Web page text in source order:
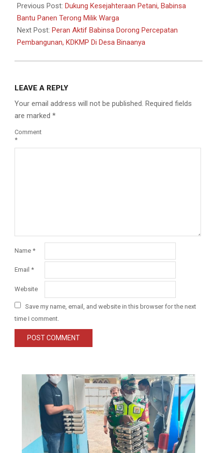
06-
24
Previous Post: Dukung Kesejahteraan Petani, Babinsa
Bantu Panen Terong Milik Warga
Next Post: Peran Aktif Babinsa Dorong Percepatan
Pembangunan, KDKMP Di Desa Binaanya
LEAVE A REPLY
Your email address will not be published. Required fields
are marked *
Comment
*
Name *
Email *
Website
Save my name, email, and website in this browser for the next
time I comment.